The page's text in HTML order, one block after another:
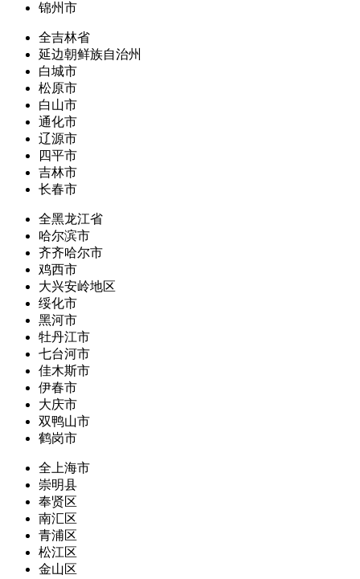
锦州市
全吉林省
延边朝鲜族自治州
白城市
松原市
白山市
通化市
辽源市
四平市
吉林市
长春市
全黑龙江省
哈尔滨市
齐齐哈尔市
鸡西市
大兴安岭地区
绥化市
黑河市
牡丹江市
七台河市
佳木斯市
伊春市
大庆市
双鸭山市
鹤岗市
全上海市
崇明县
奉贤区
南汇区
青浦区
松江区
金山区